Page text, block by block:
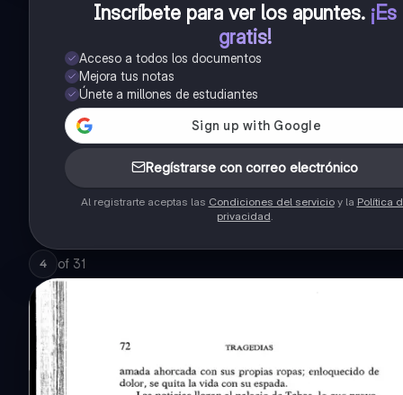
Inscríbete para ver los apuntes. ¡Es
gratis!
Acceso a todos los documentos
Mejora tus notas
Únete a millones de estudiantes
Regístrarse con correo electrónico
Al registrarte aceptas las Condiciones del servicioy la Política
privacidad.
4 of 31